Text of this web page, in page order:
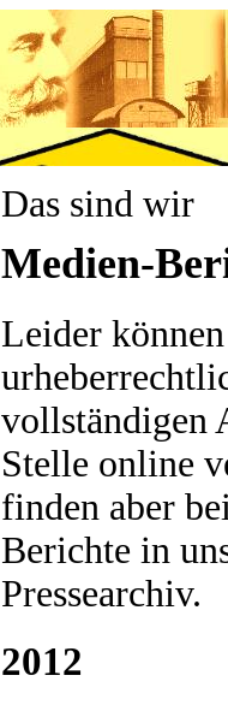
Das sind wir
Medien-
Leider
voll­stän­di­gen
Stelle online
finden aber
Berichte in
Pressearchiv.
2012